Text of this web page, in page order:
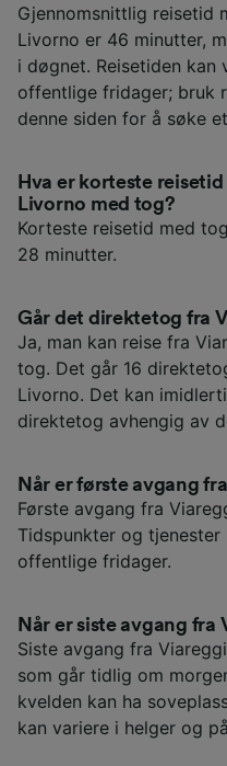
Gjennomsnittlig reisetid
Livorno er 46 minutter,
i døgnet. Reisetiden
offentlige fridager; bruk
denne siden for å søke
Hva er korteste
Livorno med tog?
Korteste reisetid med
28 minutter.
Går det direktetog fra
Ja, man kan reise fra
tog. Det går 16
Livorno. Det kan
direktetog avhengig av
Når er første avgang
Første avgang fra
Tidspunkter og
offentlige fridager.
Når er siste avgang
Siste avgang fra
som går tidlig om
kvelden kan ha
kan variere i helger og